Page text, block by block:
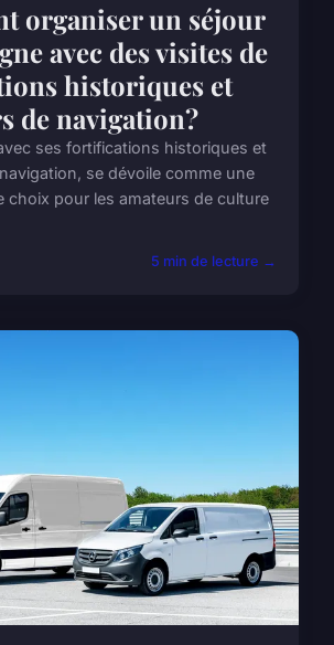
organiser un séjour
avec des visites de
historiques et
de navigation?
ses fortifications historiques et
se dévoile comme une
choix pour les amateurs de culture
5 min de lecture →